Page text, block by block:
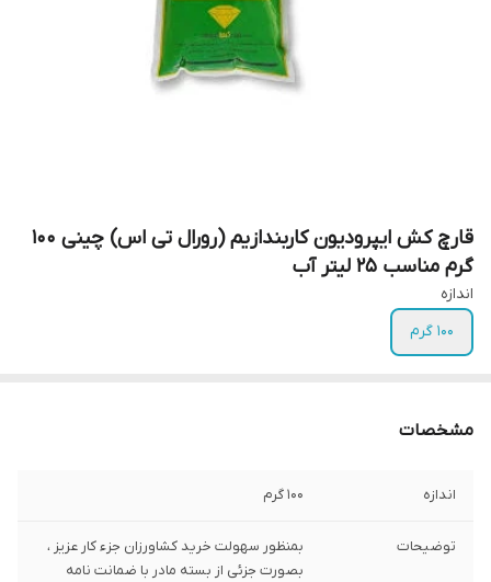
قارچ کش ایپرودیون کاربندازیم (رورال تی اس) چینی 100
گرم مناسب 25 لیتر آب
اندازه
100 گرم
مشخصات
اندازه 100 گرم
توضیحات
بمنظور سهولت خرید کشاورزان جزء کار عزیز ،
بصورت جزئی از بسته مادر با ضمانت نامه